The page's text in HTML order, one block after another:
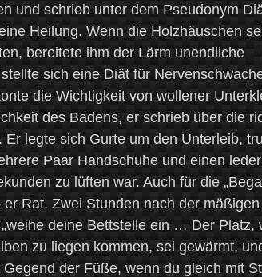
und schrieb unter dem Pseudonym
Heilung. Wenn die Holzhäuschen
bereitete ihm der Lärm unendliche
sich eine Diät für
die Wichtigkeit von wollener
des Badens, er schrieb über die
Er legte sich Gurte um den Unterleib,
Paar Handschuhe und einen
zu lüften war. Auch für die
er Rat. Zwei Stunden nach der mäßigen
deine Bettstelle ein … Der Platz,
zu liegen kommen, sei gewärmt,
der Füße, wenn du gleich mit